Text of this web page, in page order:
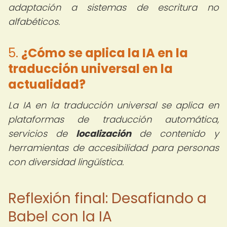
adaptación a sistemas de escritura no
alfabéticos.
5. ¿Cómo se aplica la IA en la
traducción universal en la
actualidad?
La IA en la traducción universal se aplica en
plataformas de traducción automática,
servicios de localizaciónde contenido y
herramientas de accesibilidad para personas
con diversidad lingüística.
Reflexión final: Desafiando a
Babel con la IA